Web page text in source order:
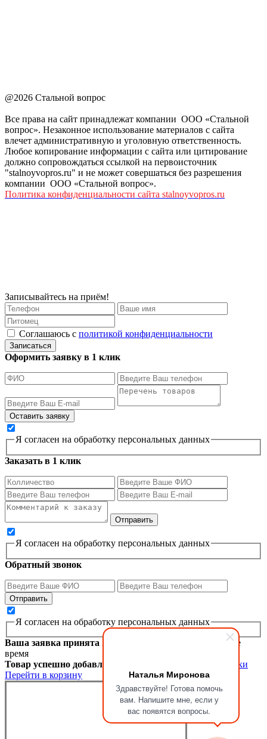
Наталья Миронова
Здравствуйте! Готова помочь
вам. Напишите мне, если у
вас появятся вопросы.
@2026 Стальной вопрос
Все права на сайт принадлежат компании ООО «Стальной
вопрос». Незаконное использование материалов с сайта
влечет административную и уголовную ответственность.
Любое копирование информации с сайта или цитирование
должно сопровождаться ссылкой на первоисточник
"stalnoyvopros.ru" и не может совершаться без разрешения
компании ООО «Стальной вопрос».
Политика конфиденциальности сайта stalnoyvopros.ru
Записывайтесь на приём!
Соглашаюсь с политикой конфиденциальности
Записаться
Оформить заявку в 1 клик
Я согласен на обработку персональных данных
Заказать в 1 клик
Я согласен на обработку персональных данных
Обратный звонок
Я согласен на обработку персональных данных
Ваша заявка принята Мы перезвоним вам в ближайшее
время
Товар успешно добавлен в корзину
Продолжить покупки
Перейти в корзину